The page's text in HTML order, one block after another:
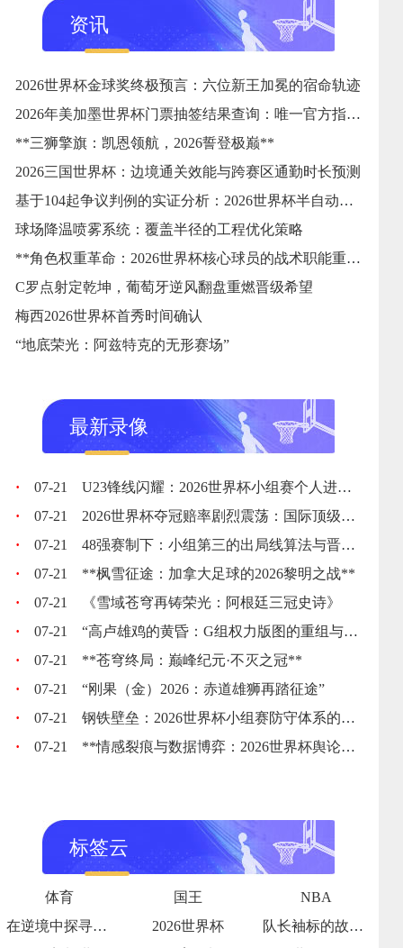
资讯
2026世界杯金球奖终极预言：六位新王加冕的宿命轨迹
2026年美加墨世界杯门票抽签结果查询：唯一官方指定24直播网
**三狮擎旗：凯恩领航，2026誓登极巅**
2026三国世界杯：边境通关效能与跨赛区通勤时长预测
基于104起争议判例的实证分析：2026世界杯半自动越位系统触发逻辑与判准精度的优化校准
球场降温喷雾系统：覆盖半径的工程优化策略
**角色权重革命：2026世界杯核心球员的战术职能重塑**
C罗点射定乾坤，葡萄牙逆风翻盘重燃晋级希望
梅西2026世界杯首秀时间确认
“地底荣光：阿兹特克的无形赛场”
最新录像
· 07-21
U23锋线闪耀：2026世界杯小组赛个人进球全记录
·
07-21
2026世界杯夺冠赔率剧烈震荡：国际顶级机构最新榜单出炉
·
07-21
48强赛制下：小组第三的出局线算法与晋级门槛推演
·
07-21
**枫雪征途：加拿大足球的2026黎明之战**
·
07-21
《雪域苍穹再铸荣光：阿根廷三冠史诗》
·
07-21
“高卢雄鸡的黄昏：G组权力版图的重组与裂变”
·
07-21
**苍穹终局：巅峰纪元·不灭之冠**
·
07-21
“刚果（金）2026：赤道雄狮再踏征途”
·
07-21
钢铁壁垒：2026世界杯小组赛防守体系的极致博弈
·
07-21 **情感裂痕与数据博弈：2026世界杯舆论风暴的多维解构**
标签云
体育 国王
NBA
在逆境中探寻破局之光
2026世界杯
队长袖标的故事传承与责任